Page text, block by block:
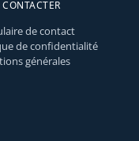
de contact
de confidentialité
générales